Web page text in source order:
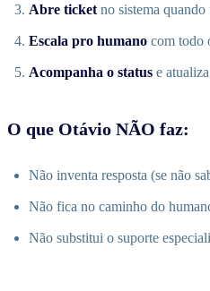
Abre ticket no sistema quando
Escala pro humano com todo
Acompanha o status e
O que Otávio NÃO faz:
Não inventa resposta (se não
Não fica no caminho do
Não substitui o suporte